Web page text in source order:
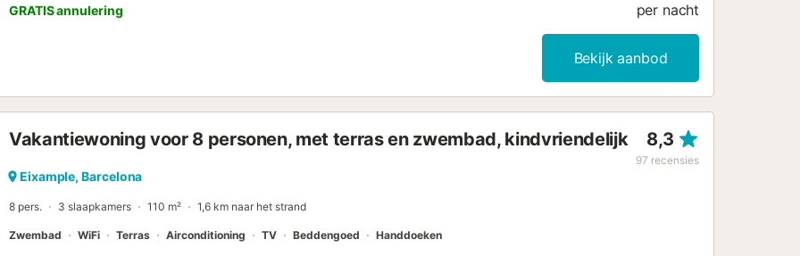
strijkijzer, kinderbed tot 2 jaar (extra), haardroger. Internet (WiFi, gratis). Geschikt voor families.
HUTB005218 // Reg. Nr.: ESFCTU000008073000424925000000000000000000HUTB0052181...
GRATIS annulering per nacht
Bekijk aanbod
Vakantiewoning voor 8 personen, met terras en zwembad, kindvriendelijk 8,3
97 recensies
Eixample, Barcelona
8 pers. 3 slaapkamers 110 m² 1,6 km naar het strand
Zwembad WiFi Terras Airconditioning TV Beddengoed Handdoeken